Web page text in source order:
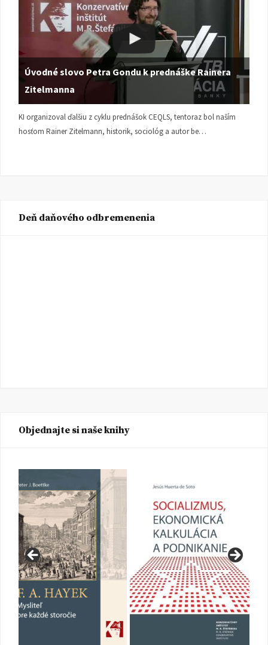
Úvodné slovo Petra Gondu k prednáške Rainera
Zitelmanna
KI organizoval ďalšiu z cyklu prednášok CEQLS, tentoraz bol naším
hosťom Rainer Zitelmann, historik, sociológ a autor be…
Deň daňového odbremenenia
Objednajte si naše knihy